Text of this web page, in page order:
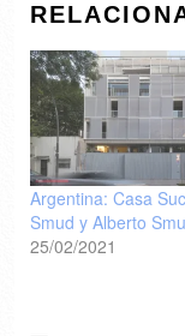
Argentina: Casa
Smud y Alberto
25/02/2021